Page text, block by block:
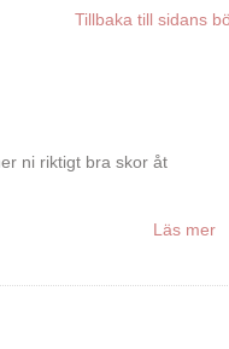
Tillbaka till sidans
ni riktigt bra skor åt
Läs mer